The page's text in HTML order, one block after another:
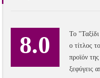
8.0
Το
ο τίτλος
προϊόν
ξεφύγεις